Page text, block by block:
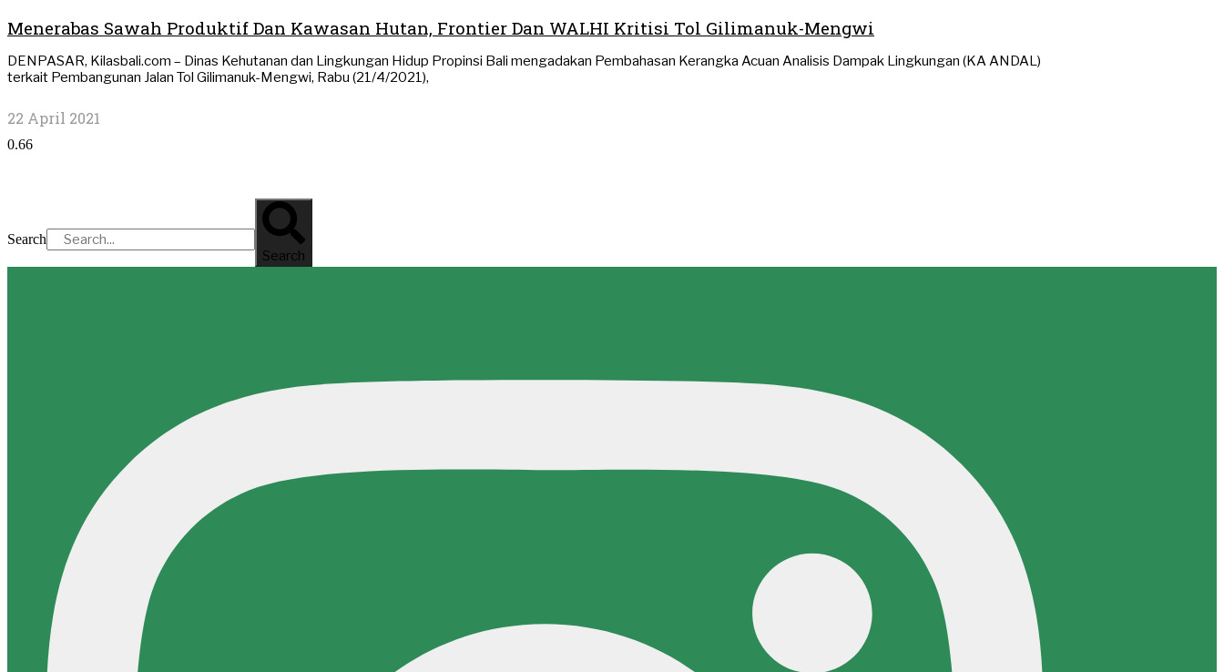
Menerabas Sawah Produktif Dan Kawasan Hutan, Frontier Dan WALHI Kritisi Tol Gilimanuk-Mengwi
DENPASAR, Kilasbali.com – Dinas Kehutanan dan Lingkungan Hidup Propinsi Bali mengadakan Pembahasan Kerangka Acuan Analisis Dampak Lingkungan (KA ANDAL)
terkait Pembangunan Jalan Tol Gilimanuk-Mengwi, Rabu (21/4/2021),
22 April 2021
Search
Search